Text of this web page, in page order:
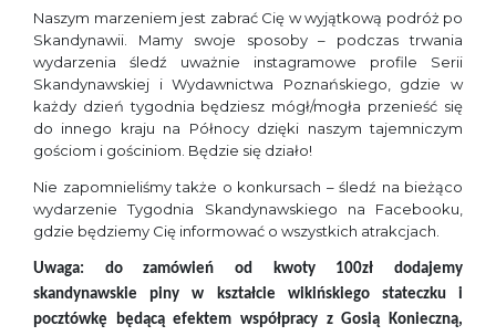
Naszym marzeniem jest zabrać Cię w wyjątkową podróż po
Skandynawii. Mamy swoje sposoby – podczas trwania
wydarzenia śledź uważnie instagramowe profile Serii
Skandynawskiej i Wydawnictwa Poznańskiego, gdzie w
każdy dzień tygodnia będziesz mógł/mogła przenieść się
do innego kraju na Północy dzięki naszym tajemniczym
gościom i gościniom. Będzie się działo!
Nie zapomnieliśmy także o konkursach – śledź na bieżąco
wydarzenie Tygodnia Skandynawskiego na Facebooku,
gdzie będziemy Cię informować o wszystkich atrakcjach.
Uwaga: do zamówień od kwoty 100zł dodajemy
skandynawskie piny w kształcie wikińskiego stateczku i
pocztówkę będącą efektem współpracy z Gosią Konieczną,